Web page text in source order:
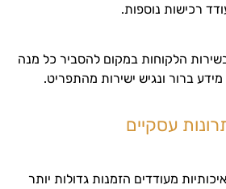
רכישות נוספות.
הלקוחות במקום להסביר כל מנה
ברור ונגיש ישירות מהתפריט.
עסקיים
מעודדים הזמנות גדולות יותר